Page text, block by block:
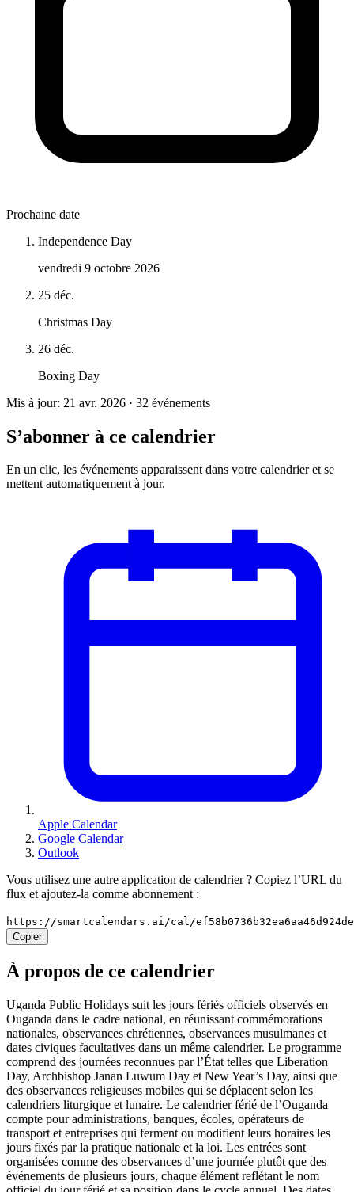
Prochaine date
Independence Day
vendredi 9 octobre 2026
25 déc.
Christmas Day
26 déc.
Boxing Day
Mis à jour: 21 avr. 2026 · 32 événements
S’abonner à ce calendrier
En un clic, les événements apparaissent dans votre calendrier et se
mettent automatiquement à jour.
Apple Calendar
Google Calendar
Outlook
Vous utilisez une autre application de calendrier ? Copiez l’URL du
flux et ajoutez-la comme abonnement :
https://smartcalendars.ai/cal/
Copier
À propos de ce calendrier
Uganda Public Holidays suit les jours fériés officiels observés en
Ouganda dans le cadre national, en réunissant commémorations
nationales, observances chrétiennes, observances musulmanes et
dates civiques facultatives dans un même calendrier. Le programme
comprend des journées reconnues par l’État telles que Liberation
Day, Archbishop Janan Luwum Day et New Year’s Day, ainsi que
des observances religieuses mobiles qui se déplacent selon les
calendriers liturgique et lunaire. Le calendrier férié de l’Ouganda
compte pour administrations, banques, écoles, opérateurs de
transport et entreprises qui ferment ou modifient leurs horaires les
jours fixés par la pratique nationale et la loi. Les entrées sont
organisées comme des observances d’une journée plutôt que des
événements de plusieurs jours, chaque élément reflétant le nom